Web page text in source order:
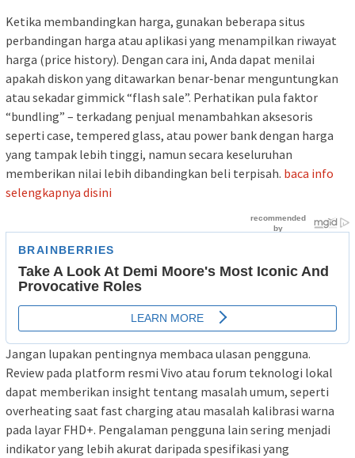
Ketika membandingkan harga, gunakan beberapa situs
perbandingan harga atau aplikasi yang menampilkan riwayat
harga (price history). Dengan cara ini, Anda dapat menilai
apakah diskon yang ditawarkan benar‑benar menguntungkan
atau sekadar gimmick “flash sale”. Perhatikan pula faktor
“bundling” – terkadang penjual menambahkan aksesoris
seperti case, tempered glass, atau power bank dengan harga
yang tampak lebih tinggi, namun secara keseluruhan
memberikan nilai lebih dibandingkan beli terpisah. baca info
selengkapnya disini
Jangan lupakan pentingnya membaca ulasan pengguna.
Review pada platform resmi Vivo atau forum teknologi lokal
dapat memberikan insight tentang masalah umum, seperti
overheating saat fast charging atau masalah kalibrasi warna
pada layar FHD+. Pengalaman pengguna lain sering menjadi
indikator yang lebih akurat daripada spesifikasi yang